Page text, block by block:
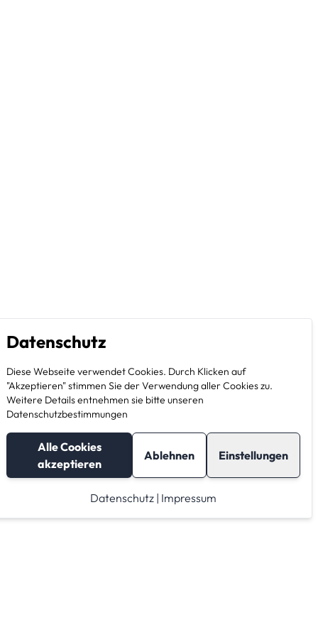
Datenschutz
Diese Webseite verwendet Cookies. Durch Klicken auf
"Akzeptieren" stimmen Sie der Verwendung aller Cookies zu.
Weitere Details entnehmen sie bitte unseren
Datenschutzbestimmungen
Alle Cookies
akzeptieren
Ablehnen Einstellungen
Datenschutz | Impressum